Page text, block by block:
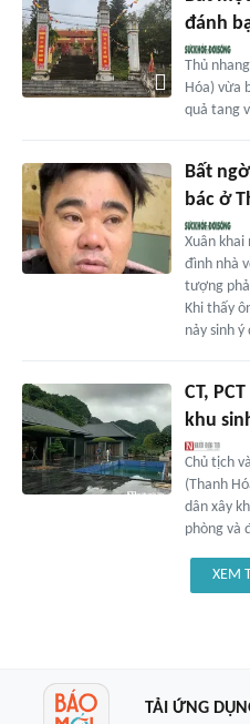
đánh
Thủ
Hóa) vừa
quả tang
Bất
bác ở
Xuân
đình nhà
tượng
Khi thấy
nảy sinh
CT,
khu
Chủ tịch
(Thanh
dân xây
phòng và
XEM
TẢI ỨNG